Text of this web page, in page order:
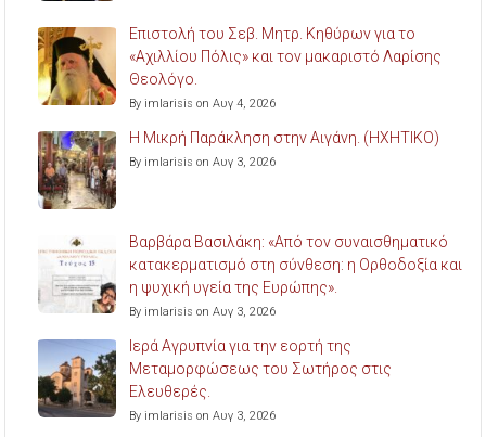
Επιστολή του Σεβ. Μητρ. Κηθύρων για το
«Αχιλλίου Πόλις» και τον μακαριστό Λαρίσης
Θεολόγο.
By imlarisis on Αυγ 4, 2026
Η Μικρή Παράκληση στην Αιγάνη. (ΗΧΗΤΙΚΟ)
By imlarisis on Αυγ 3, 2026
Βαρβάρα Βασιλάκη: «Από τον συναισθηματικό
κατακερματισμό στη σύνθεση: η Ορθοδοξία και
η ψυχική υγεία της Ευρώπης».
By imlarisis on Αυγ 3, 2026
Ιερά Αγρυπνία για την εορτή της
Μεταμορφώσεως του Σωτήρος στις
Ελευθερές.
By imlarisis on Αυγ 3, 2026